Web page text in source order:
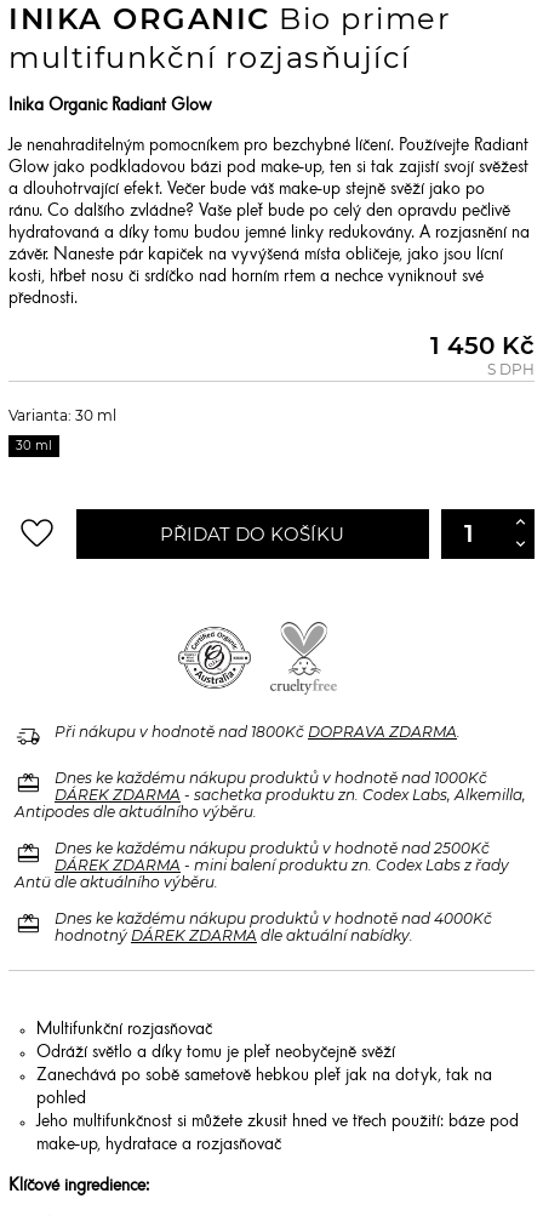
INIKA ORGANIC Bio primer
multifunkční rozjasňující
Inika Organic Radiant Glow
Je nenahraditelným pomocníkem pro bezchybné líčení. Používejte Radiant
Glow jako podkladovou bázi pod make-up, ten si tak zajistí svojí svěžest
a dlouhotrvající efekt. Večer bude váš make-up stejně svěží jako po
ránu. Co dalšího zvládne? Vaše pleť bude po celý den opravdu pečlivě
hydratovaná a díky tomu budou jemné linky redukovány. A rozjasnění na
závěr. Naneste pár kapiček na vyvýšená místa obličeje, jako jsou lícní
kosti, hřbet nosu či srdíčko nad horním rtem a nechce vyniknout své
přednosti.
1 450 Kč
S DPH
Varianta: 30 ml
30 ml
favorite_border PŘIDAT DO KOŠÍKU
delivery_truck_speed Při nákupu v hodnotě nad 1800Kč DOPRAVA ZDARMA
redeem
Dnes ke každému nákupu produktů v hodnotě nad 1000Kč
DÁREK ZDARMA - sachetka produktu zn. Codex Labs, Alkemilla,
Antipodes dle aktuálního výběru.
redeem
Dnes ke každému nákupu produktů v hodnotě nad 2500Kč
DÁREK ZDARMA - mini balení produktu zn. Codex Labs z řady
Antü dle aktuálního výběru.
redeem
Dnes ke každému nákupu produktů v hodnotě nad 4000Kč
hodnotný DÁREK ZDARMA dle aktuální nabídky.
Multifunkční rozjasňovač
Odráží světlo a díky tomu je pleť neobyčejně svěží
Zanechává po sobě sametově hebkou pleť jak na dotyk, tak na
pohled
Jeho multifunkčnost si můžete zkusit hned ve třech použití: báze pod
make-up, hydratace a rozjasňovač
Klíčové ingredience: